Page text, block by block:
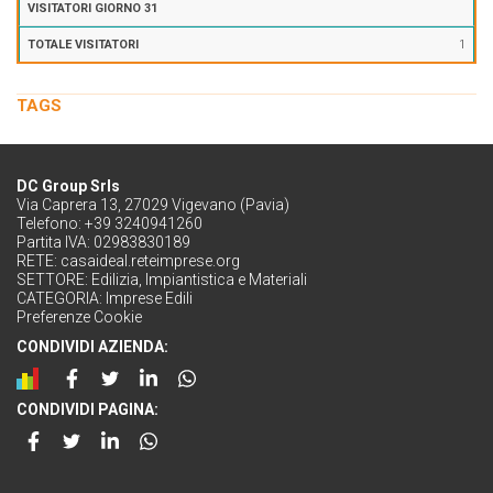
1
TAGS
DC Group Srls
Via Caprera 13, 27029 Vigevano (Pavia)
Telefono: +39 3240941260
Partita IVA: 02983830189
RETE: casaideal.reteimprese.org
SETTORE: Edilizia, Impiantistica e Materiali
CATEGORIA: Imprese Edili
Preferenze Cookie
CONDIVIDI AZIENDA:
CONDIVIDI PAGINA: